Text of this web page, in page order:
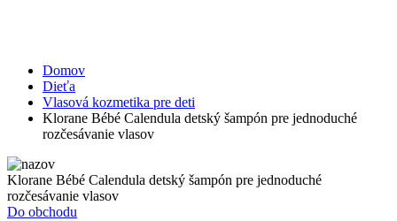
Domov
Dieťa
Vlasová kozmetika pre deti
Klorane Bébé Calendula detský šampón pre jednoduché
rozčesávanie vlasov
Klorane Bébé Calendula detský šampón pre jednoduché
rozčesávanie vlasov
Do obchodu